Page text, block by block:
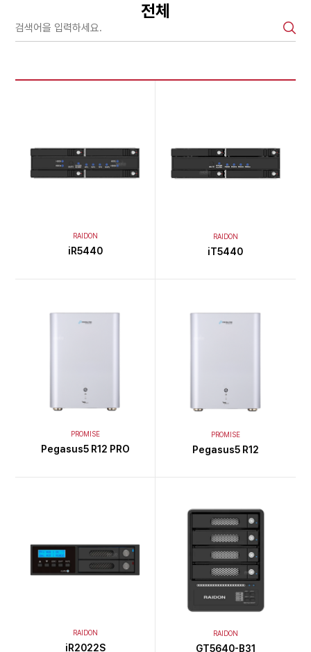
전체
RAIDON
iR5440
RAIDON
iT5440
PROMISE
Pegasus5 R12 PRO
PROMISE
Pegasus5 R12
RAIDON
iR2022S
RAIDON
GT5640-B31